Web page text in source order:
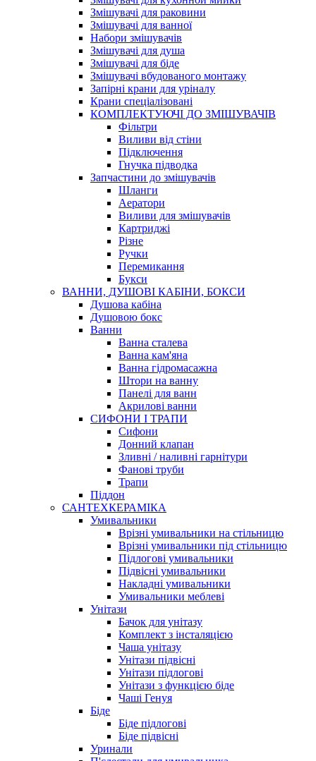
Змішувачі для раковини
Змішувачі для ванної
Набори змішувачів
Змішувачі для душа
Змішувачі для біде
Змішувачі вбудованого монтажу
Запірні крани для уріналу
Крани спеціалізовані
КОМПЛЕКТУЮЧІ ДО ЗМІШУВАЧІВ
Фільтри
Виливи від стіни
Підключення
Гнучка підводка
Запчастини до змішувачів
Шланги
Аератори
Виливи для змішувачів
Картриджі
Різне
Ручки
Перемикання
Букси
ВАННИ, ДУШОВІ КАБІНИ, БОКСИ
Душова кабіна
Душовою бокс
Ванни
Ванна сталева
Ванна кам'яна
Ванна гідромасажна
Штори на ванну
Панелі для ванн
Акрилові ванни
СИФОНИ І ТРАПИ
Сифони
Донний клапан
Зливні / наливні гарнітури
Фанові труби
Трапи
Піддон
САНТЕХКЕРАМІКА
Умивальники
Врізні умивальники на стільницю
Врізні умивальники під стільницю
Підлогові умивальники
Підвісні умивальники
Накладні умивальники
Умивальники меблеві
Унітази
Бачок для унітазу
Комплект з інсталяцією
Чаша унітазу
Унітази підвісні
Унітази підлогові
Унітази з функцією біде
Чаші Генуя
Біде
Біде підлогові
Біде підвісні
Уринали